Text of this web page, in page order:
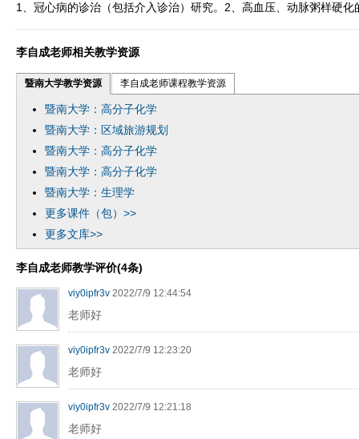
1、冠心病的诊治（包括介入诊治）研究。2、高血压、动脉粥样硬化
李自成老师相关教学资源
暨南大学教学资源 李自成老师课程教学资源
暨南大学：高分子化学
暨南大学：区域旅游规划
暨南大学：高分子化学
暨南大学：高分子化学
暨南大学：生理学
更多课件（包）>>
更多文库>>
李自成老师教学评价(4条)
viy0ipfr3v 2022/7/9 12:44:54
老师好
viy0ipfr3v 2022/7/9 12:23:20
老师好
viy0ipfr3v 2022/7/9 12:21:18
老师好